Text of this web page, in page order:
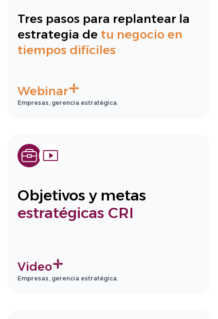
Tres pasos para replantear la
estrategia de tu negocio en
tiempos difíciles
Webinar
Empresas, gerencia estratégica.
Objetivos y metas
estratégicas CRI
Video
Empresas, gerencia estratégica.